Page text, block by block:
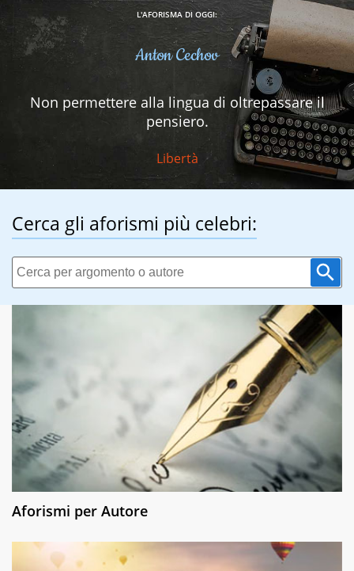
L'AFORISMA DI OGGI:
Anton Cechov
Non permettere alla lingua di oltrepassare il
pensiero.
Libertà
Cerca gli aforismi più celebri:
Aforismi per Autore